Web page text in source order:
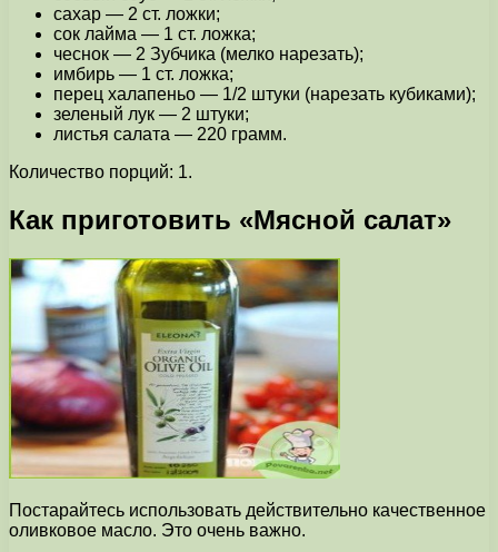
сахар — 2 ст. ложки;
сок лайма — 1 ст. ложка;
чеснок — 2 Зубчика (мелко нарезать);
имбирь — 1 ст. ложка;
перец халапеньо — 1/2 штуки (нарезать кубиками);
зеленый лук — 2 штуки;
листья салата — 220 грамм.
Количество порций: 1.
Как приготовить «Мясной салат»
Постарайтесь использовать действительно качественное
оливковое масло. Это очень важно.